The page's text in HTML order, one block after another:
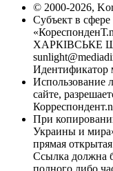
© 2000-2026,
Субъект в
ХАРКІВСЬКЕ
Идентификатор
Использование
сайте,
При
Украины и
прямая
Ссылка должна
полного либо